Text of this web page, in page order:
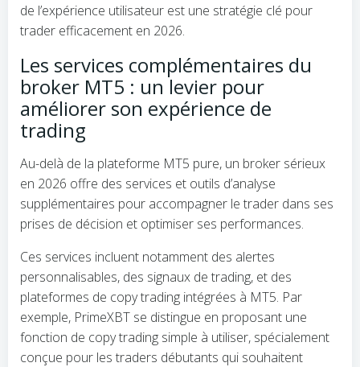
de l’expérience utilisateur est une stratégie clé pour
trader efficacement en 2026.
Les services complémentaires du
broker MT5 : un levier pour
améliorer son expérience de
trading
Au-delà de la plateforme MT5 pure, un broker sérieux
en 2026 offre des services et outils d’analyse
supplémentaires pour accompagner le trader dans ses
prises de décision et optimiser ses performances.
Ces services incluent notamment des alertes
personnalisables, des signaux de trading, et des
plateformes de copy trading intégrées à MT5. Par
exemple, PrimeXBT se distingue en proposant une
fonction de copy trading simple à utiliser, spécialement
conçue pour les traders débutants qui souhaitent